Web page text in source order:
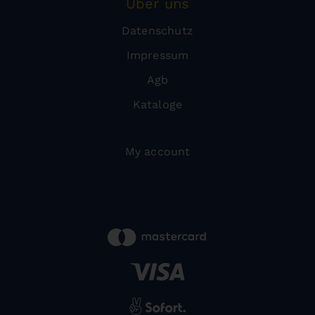
Über uns
Datenschutz
Impressum
Agb
Kataloge
My account